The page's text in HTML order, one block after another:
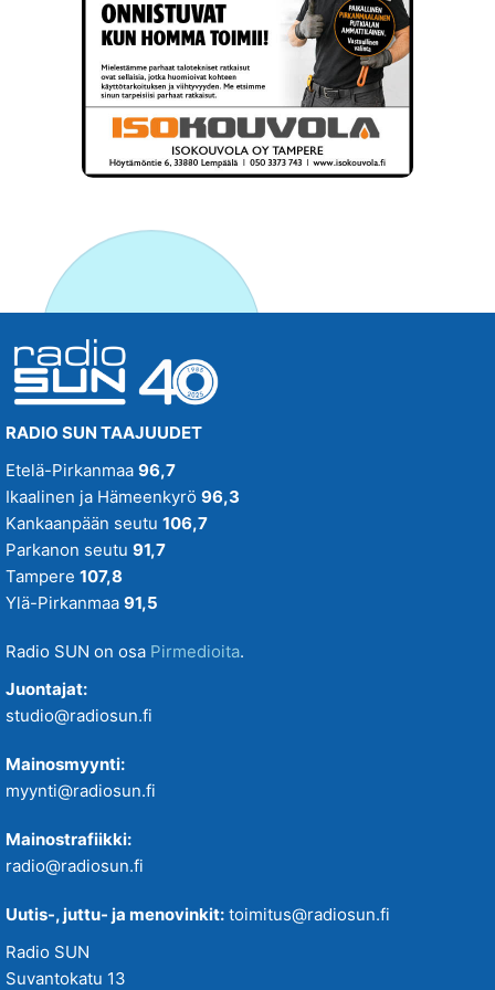
RADIO SUN TAAJUUDET
Etelä-Pirkanmaa 96,7
Ikaalinen ja Hämeenkyrö 96,3
Kankaanpään seutu 106,7
Parkanon seutu 91,7
Tampere 107,8
Ylä-Pirkanmaa 91,5
Radio SUN on osa Pirmedioita.
Juontajat:
studio@radiosun.fi
Mainosmyynti:
myynti@radiosun.fi
Mainostrafiikki:
radio@radiosun.fi
Uutis-, juttu- ja menovinkit: toimitus@radiosun.fi
Radio SUN
Suvantokatu 13